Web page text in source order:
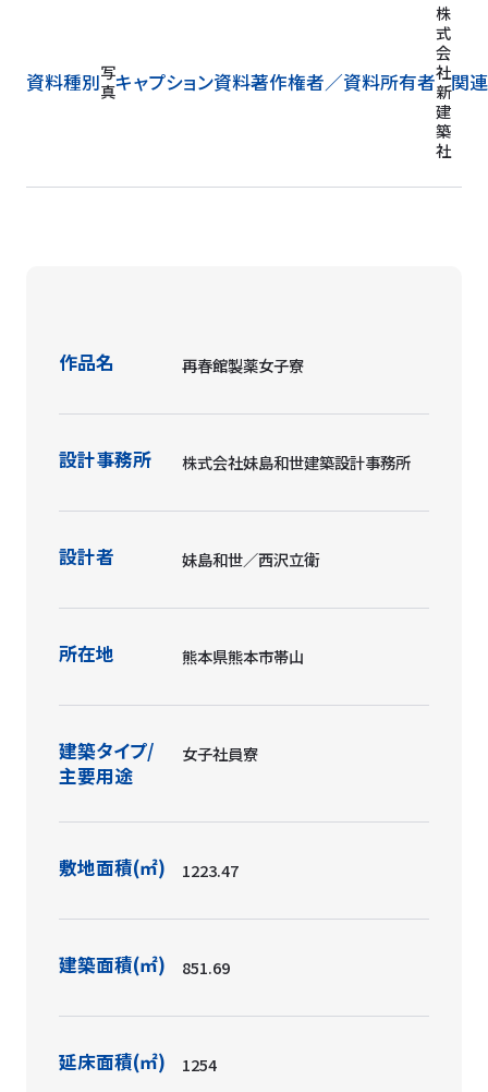
資料種別写
真キャプション資料著作権者／資料所有者
株
式
会
社
新
建
築
社
関
作品名 再春館製薬女子寮
設計事務所 株式会社妹島和世建築設計事務所
設計者 妹島和世／西沢立衛
所在地 熊本県熊本市帯山
建築タイプ/
主要用途
女子社員寮
敷地面積(㎡) 1223.47
建築面積(㎡) 851.69
延床面積(㎡) 1254